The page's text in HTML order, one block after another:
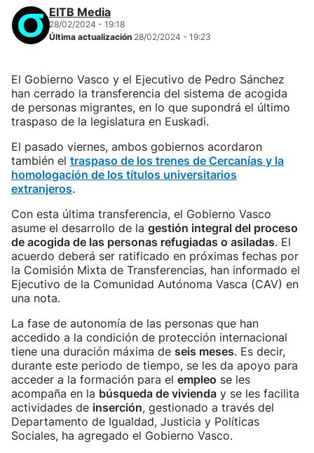
EITB Media
28/02/2024 - 19:18
Última actualización 28/02/2024 - 19:23
El Gobierno Vasco y el Ejecutivo de Pedro Sánchez
han cerrado la transferencia del sistema de acogida
de personas migrantes, en lo que supondrá el último
traspaso de la legislatura en Euskadi.
El pasado viernes, ambos gobiernos acordaron
también el traspaso de los trenes de Cercanías y la
homologación de los títulos universitarios
extranjeros.
Con esta última transferencia, el Gobierno Vasco
asume el desarrollo de la gestión integral del proceso
de acogida de las personas refugiadas o asiladas. El
acuerdo deberá ser ratificado en próximas fechas por
la Comisión Mixta de Transferencias, han informado el
Ejecutivo de la Comunidad Autónoma Vasca (CAV) en
una nota.
La fase de autonomía de las personas que han
accedido a la condición de protección internacional
tiene una duración máxima de seis meses. Es decir,
durante este periodo de tiempo, se les da apoyo para
acceder a la formación para el empleo se les
acompaña en la búsqueda de vivienda y se les facilita
actividades de inserción, gestionado a través del
Departamento de Igualdad, Justicia y Políticas
Sociales, ha agregado el Gobierno Vasco.